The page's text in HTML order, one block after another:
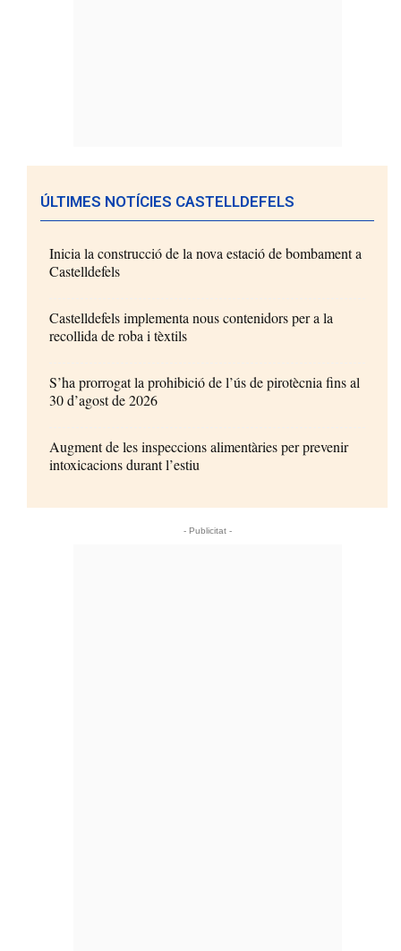
ÚLTIMES NOTÍCIES CASTELLDEFELS
Inicia la construcció de la nova estació de bombament a
Castelldefels
Castelldefels implementa nous contenidors per a la
recollida de roba i tèxtils
S’ha prorrogat la prohibició de l’ús de pirotècnia fins al
30 d’agost de 2026
Augment de les inspeccions alimentàries per prevenir
intoxicacions durant l’estiu
- Publicitat -